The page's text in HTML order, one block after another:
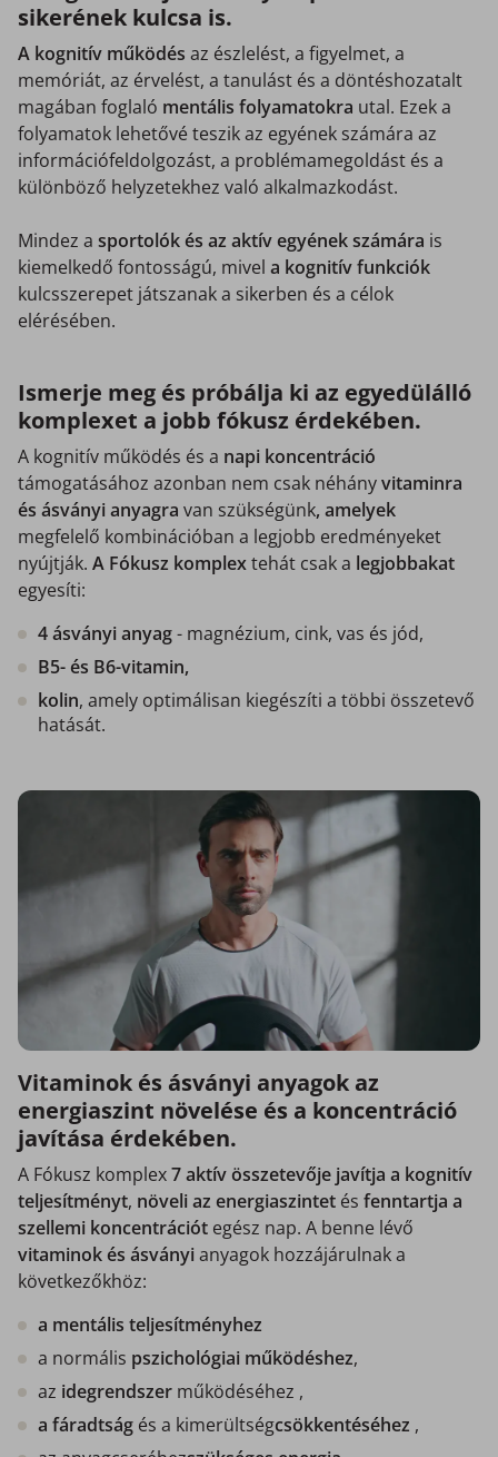
sikerének kulcsa is.
A kognitív működés az észlelést, a figyelmet, a
memóriát, az érvelést, a tanulást és a döntéshozatalt
magában foglaló mentális folyamatokra utal. Ezek a
folyamatok lehetővé teszik az egyének számára az
információfeldolgozást, a problémamegoldást és a
különböző helyzetekhez való alkalmazkodást.
Mindez a sportolók és az aktív egyének számára is
kiemelkedő fontosságú, mivel a kognitívfunkciók
kulcsszerepet játszanak a sikerben és a célok
elérésében.
Ismerje meg és próbálja ki az egyedülálló
komplexet a jobb fókusz érdekében.
A kognitív működés és a napi koncentráció
támogatásához azonban nem csak néhányvitaminra
és ásványi anyagra van szükségünk, amelyek
megfelelő kombinációban a legjobb eredményeket
nyújtják. A Fókusz komplextehát csak a legjobbakat
egyesíti:
4 ásványi anyag- magnézium, cink, vas és jód,
B5- és B6-vitamin,
kolin, amely optimálisan kiegészíti a többi összetevő
hatását.
Vitaminok és ásványi anyagok az
energiaszint növelése és a koncentráció
javítása érdekében.
A Fókusz komplex7 aktív összetevője javítja a kognitív
teljesítményt, növeli az energiaszintet és fenntartja a
szellemi koncentrációt egész nap. A benne lévő
vitaminok és ásványianyagok hozzájárulnak a
következőkhöz:
a mentális teljesítményhez
a normális pszichológiai működéshez,
az idegrendszer működéséhez ,
a fáradtság és a kimerültségcsökkentéséhez ,